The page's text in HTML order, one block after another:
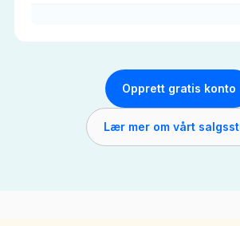
Opprett gratis konto
Lær mer om vårt